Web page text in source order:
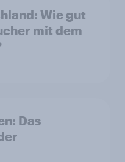
Wie gut
mit dem
Das